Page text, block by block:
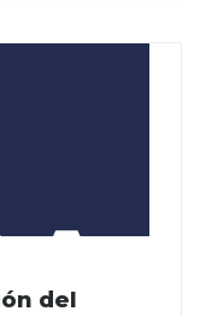
del